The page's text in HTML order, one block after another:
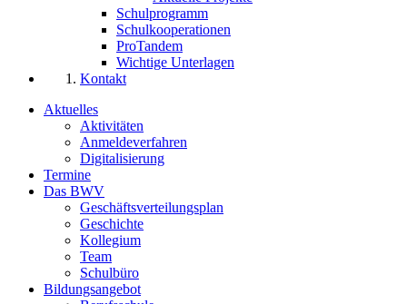
Schulprogramm
Schulkooperationen
ProTandem
Wichtige Unterlagen
Kontakt
Aktuelles
Aktivitäten
Anmeldeverfahren
Digitalisierung
Termine
Das BWV
Geschäftsverteilungsplan
Geschichte
Kollegium
Team
Schulbüro
Bildungsangebot